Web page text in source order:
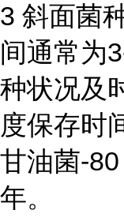
3 斜面菌
间通常为
种状况及
度保存时
甘油菌-
年。